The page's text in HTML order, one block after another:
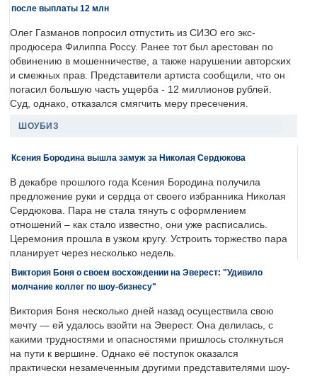
после выплаты 12 млн
Олег Газманов попросил отпустить из СИЗО его экс-
продюсера Филиппа Россу. Ранее тот был арестован по
обвинению в мошенничестве, а также нарушении авторских
и смежных прав. Представители артиста сообщили, что он
погасил большую часть ущерба - 12 миллионов рублей.
Суд, однако, отказался смягчить меру пресечения.
ШОУБИЗ
Ксения Бородина вышла замуж за Николая Сердюкова
В декабре прошлого года Ксения Бородина получила
предложение руки и сердца от своего избранника Николая
Сердюкова. Пара не стала тянуть с оформлением
отношений – как стало известно, они уже расписались.
Церемония прошла в узком кругу. Устроить торжество пара
планирует через несколько недель.
Виктория Боня о своем восхождении на Эверест: "Удивило
молчание коллег по шоу-бизнесу"
Виктория Боня несколько дней назад осуществила свою
мечту — ей удалось взойти на Эверест. Она делилась, с
какими трудностями и опасностями пришлось столкнуться
на пути к вершине. Однако её поступок оказался
практически незамеченным другими представителями шоу-